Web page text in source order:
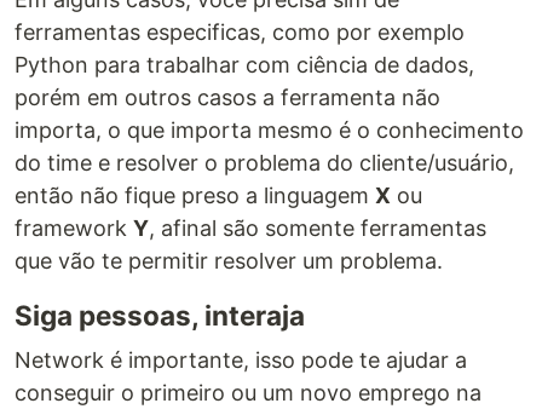
ferramentas especificas, como por exemplo
Python para trabalhar com ciência de dados,
porém em outros casos a ferramenta não
importa, o que importa mesmo é o conhecimento
do time e resolver o problema do cliente/usuário,
então não fique preso a linguagem X ou
framework Y, afinal são somente ferramentas
que vão te permitir resolver um problema.
Siga pessoas, interaja
Network é importante, isso pode te ajudar a
conseguir o primeiro ou um novo emprego na